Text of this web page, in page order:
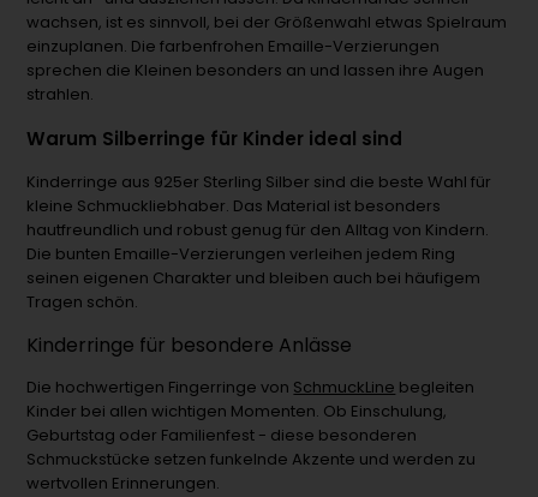
wachsen, ist es sinnvoll, bei der Größenwahl etwas Spielraum
einzuplanen. Die farbenfrohen Emaille-Verzierungen
sprechen die Kleinen besonders an und lassen ihre Augen
strahlen.
Warum Silberringe für Kinder ideal sind
Kinderringe aus 925er Sterling Silber sind die beste Wahl für
kleine Schmuckliebhaber. Das Material ist besonders
hautfreundlich und robust genug für den Alltag von Kindern.
Die bunten Emaille-Verzierungen verleihen jedem Ring
seinen eigenen Charakter und bleiben auch bei häufigem
Tragen schön.
Kinderringe für besondere Anlässe
Die hochwertigen Fingerringe von SchmuckLine begleiten
Kinder bei allen wichtigen Momenten. Ob Einschulung,
Geburtstag oder Familienfest - diese besonderen
Schmuckstücke setzen funkelnde Akzente und werden zu
wertvollen Erinnerungen.